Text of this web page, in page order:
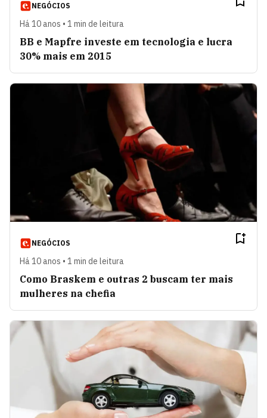
NEGÓCIOS
Há 10 anos • 1 min de leitura
BB e Mapfre investe em tecnologia e lucra
30% mais em 2015
NEGÓCIOS
Há 10 anos • 1 min de leitura
Como Braskem e outras 2 buscam ter mais
mulheres na chefia